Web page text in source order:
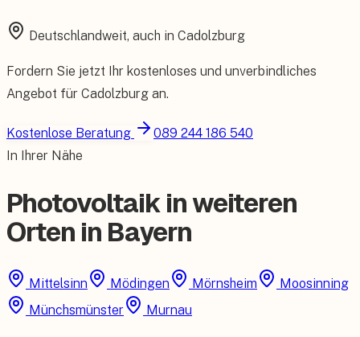
Deutschlandweit, auch in Cadolzburg
Fordern Sie jetzt Ihr kostenloses und unverbindliches
Angebot für Cadolzburg an.
Kostenlose Beratung
089 244 186 540
In Ihrer Nähe
Photovoltaik in weiteren
Orten in Bayern
Mittelsinn Mödingen Mörnsheim
Moosinning
Münchsmünster
Murnau